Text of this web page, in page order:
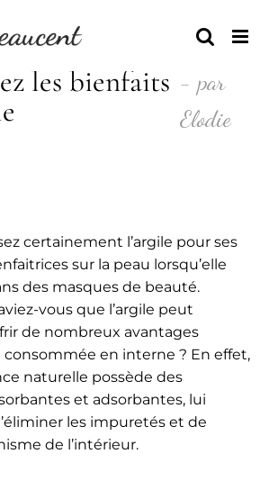
les bienfaits - par
Elodie
certainement l’argile pour ses
sur la peau lorsqu’elle
des masques de beauté.
vous que l’argile peut
de nombreux avantages
consommée en interne ? En effet,
naturelle possède des
et adsorbantes, lui
les impuretés et de
de l’intérieur.